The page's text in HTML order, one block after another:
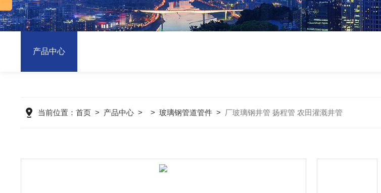
产品中心
当前位置： 首页> 产品中心> > 玻璃钢管道管件> 厂玻璃钢井管 扬程管 农田灌溉井管